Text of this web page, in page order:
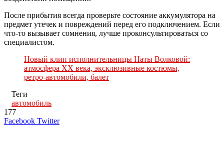
После прибытия всегда проверьте состояние аккумулятора на
предмет утечек и повреждений перед его подключением. Если
что-то вызывает сомнения, лучше проконсультироваться со
специалистом.
Новый клип исполнительницы Наты Волковой:
атмосфера XX века, эксклюзивные костюмы,
ретро-автомобили, балет
Теги
автомобиль
177
Facebook TwitterLinkedIn
Tumblr
Reddit
Вконтакте
Одноклассники
Skype
Messenger
Messenger
WhatsApp
Telegram
Viber
Line
Поделиться
Печатать